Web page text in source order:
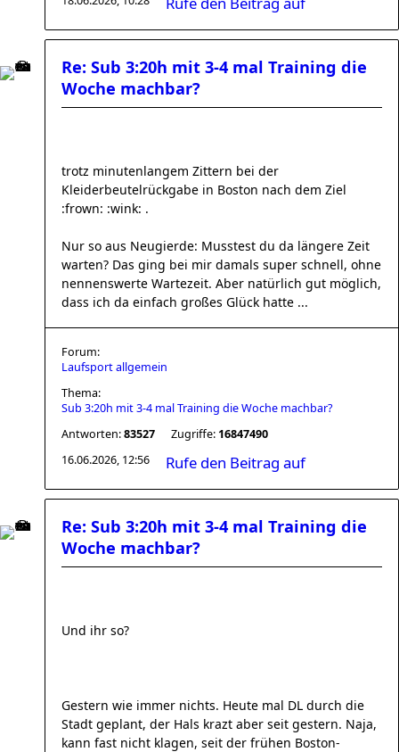
Re: Sub 3:20h mit 3-4 mal Training die
Woche machbar?
trotz minutenlangem Zittern bei der
Kleiderbeutelrückgabe in Boston nach dem Ziel
:frown: :wink: .
Nur so aus Neugierde: Musstest du da längere Zeit
warten? Das ging bei mir damals super schnell, ohne
nennenswerte Wartezeit. Aber natürlich gut möglich,
dass ich da einfach großes Glück hatte ...
Forum:
Laufsport allgemein
Thema:
Sub 3:20h mit 3-4 mal Training die Woche machbar?
Antworten:83527 Zugriffe: 16847490
16.06.2026, 12:56
Rufe den Beitrag auf
Re: Sub 3:20h mit 3-4 mal Training die
Woche machbar?
Und ihr so?
Gestern wie immer nichts. Heute mal DL durch die
Stadt geplant, der Hals krazt aber seit gestern. Naja,
kann fast nicht klagen, seit der frühen Boston-